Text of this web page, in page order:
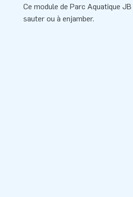
Ce module de Parc Aquatique JB
sauter ou à enjamber.